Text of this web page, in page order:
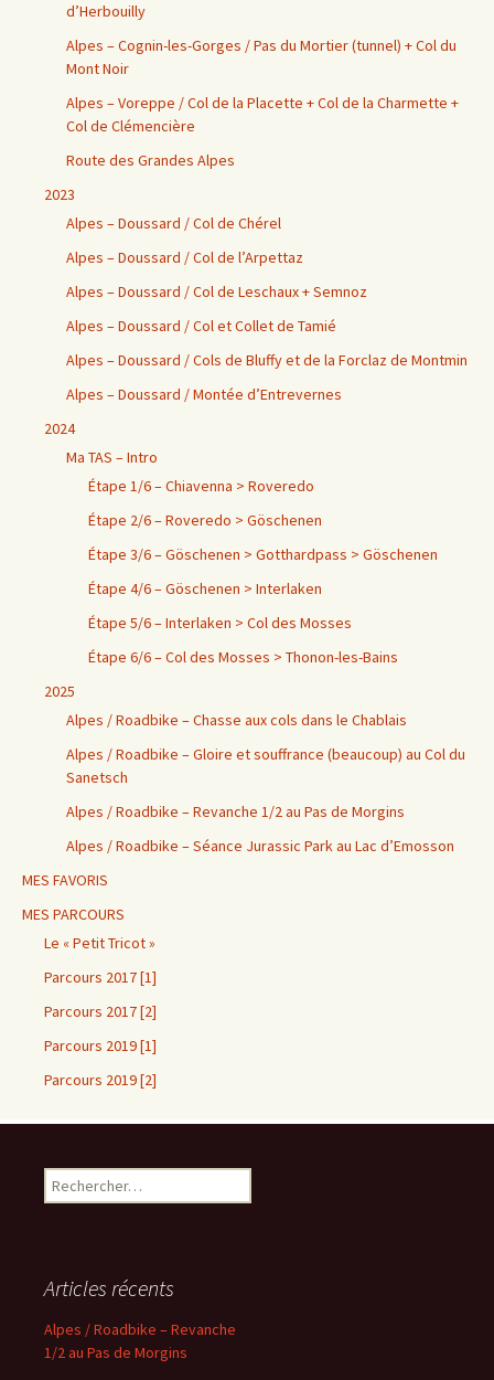
d’Herbouilly
Alpes – Cognin-les-Gorges / Pas du Mortier (tunnel) + Col du
Mont Noir
Alpes – Voreppe / Col de la Placette + Col de la Charmette +
Col de Clémencière
Route des Grandes Alpes
2023
Alpes – Doussard / Col de Chérel
Alpes – Doussard / Col de l’Arpettaz
Alpes – Doussard / Col de Leschaux + Semnoz
Alpes – Doussard / Col et Collet de Tamié
Alpes – Doussard / Cols de Bluffy et de la Forclaz de Montmin
Alpes – Doussard / Montée d’Entrevernes
2024
Ma TAS – Intro
Étape 1/6 – Chiavenna > Roveredo
Étape 2/6 – Roveredo > Göschenen
Étape 3/6 – Göschenen > Gotthardpass > Göschenen
Étape 4/6 – Göschenen > Interlaken
Étape 5/6 – Interlaken > Col des Mosses
Étape 6/6 – Col des Mosses > Thonon-les-Bains
2025
Alpes / Roadbike – Chasse aux cols dans le Chablais
Alpes / Roadbike – Gloire et souffrance (beaucoup) au Col du
Sanetsch
Alpes / Roadbike – Revanche 1/2 au Pas de Morgins
Alpes / Roadbike – Séance Jurassic Park au Lac d’Emosson
MES FAVORIS
MES PARCOURS
Le « Petit Tricot »
Parcours 2017 [1]
Parcours 2017 [2]
Parcours 2019 [1]
Parcours 2019 [2]
Rechercher :
Articles récents
Alpes / Roadbike – Revanche
1/2 au Pas de Morgins